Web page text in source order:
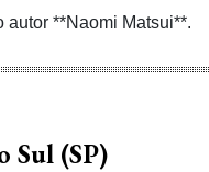
autor **Naomi Matsui**.
Sul (SP)